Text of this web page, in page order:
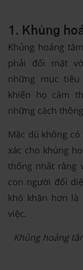
1. Khủng
Khủng hoảng
phải đối mặt
những mục
khiến họ cảm
những cách
Mặc dù không
xác cho khủng
thống nhất rằng
con người đối
khó khăn hơn
việc.
Khủng hoảng